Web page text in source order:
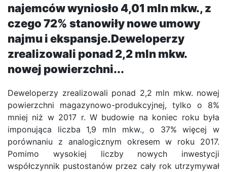
najemców wyniosło 4,01 mln mkw., z
czego 72% stanowiły nowe umowy
najmu i ekspansje.Deweloperzy
zrealizowali ponad 2,2 mln mkw.
nowej powierzchni...
Deweloperzy zrealizowali ponad 2,2 mln mkw. nowej
powierzchni magazynowo-produkcyjnej, tylko o 8%
mniej niż w 2017 r. W budowie na koniec roku była
imponująca liczba 1,9 mln mkw., o 37% więcej w
porównaniu z analogicznym okresem w roku 2017.
Pomimo wysokiej liczby nowych inwestycji
współczynnik pustostanów przez cały rok utrzymywał